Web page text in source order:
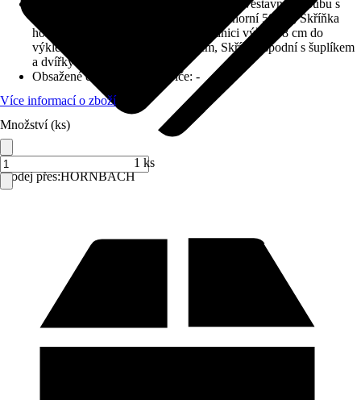
Prodej přes:HORNBACH
Skříňka na vestavnou troubu s
lemem, Skříňka horní 100 cm, Skříňka horní 50 cm, Skříňka
horní 60 cm, Skříň pro vestavnou lednici výška 88 cm do
výklenku, Skříňka pod dřez 100 cm, Skříňka spodní s šuplíkem
a dvířky 50 cm
Obsažené elektrické spotřebiče: -
Více informací o zboží
Množství (ks)
1 ks